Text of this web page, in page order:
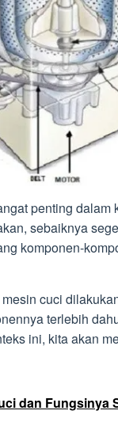
penting dalam
sebaiknya
komponen-
cuci
terlebih
ini, kita akan
dan Fungsinya